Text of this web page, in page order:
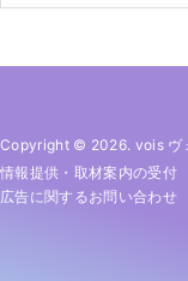
Copyright © 2026. vois ヴ
情報提供・取材案内の受付
広告に関するお問い合わせ